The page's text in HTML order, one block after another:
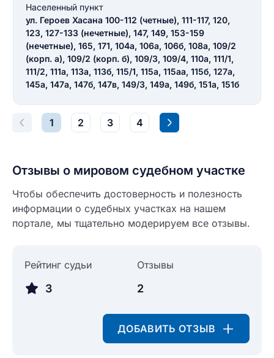
Населенный пункт
ул. Героев Хасана 100-112 (четные), 111-117, 120,
123, 127-133 (нечетные), 147, 149, 153-159
(нечетные), 165, 171, 104а, 106а, 106б, 108а, 109/2
(корп. а), 109/2 (корп. б), 109/3, 109/4, 110а, 111/1,
111/2, 111а, 113а, 113б, 115/1, 115а, 115аа, 115б, 127а,
145а, 147а, 147б, 147в, 149/3, 149а, 149б, 151а, 151б
1 2 3 4
Отзывы о мировом судебном участке
Чтобы обеспечить достоверность и полезность
информации о судебных участках на нашем
портале, мы тщательно модерируем все отзывы.
Рейтинг судьи
3
Отзывы
2
ДОБАВИТЬ ОТЗЫВ